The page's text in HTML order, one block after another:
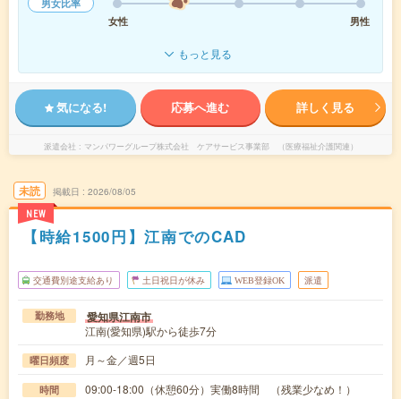
男女比率
女性
男性
もっと見る
気になる! 応募へ進む 詳しく見る
派遣会社 マンパワーグループ株式会社 ケアサービス事業部 （医療福祉介護関連）
未読
NEW
掲載日 2026/08/05
【時給1500円】江南でのCAD
交通費別途支給あり 土日祝日が休み WEB登録OK 派遣
勤務地 愛知県江南市
江南(愛知県)駅から徒歩7分
曜日頻度 月～金／週5日
時間 09:00-18:00（休憩60分）実働8時間 （残業少なめ！）